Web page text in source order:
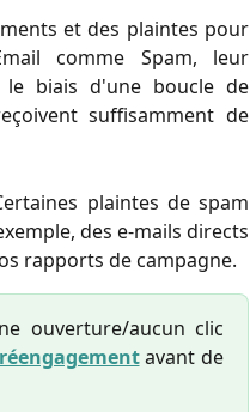
et des plaintes pour
comme Spam, leur
biais d'une boucle de
suffisamment de
plaintes de spam
des e-mails directs
rapports de campagne.
ouverture/aucun clic
avant de